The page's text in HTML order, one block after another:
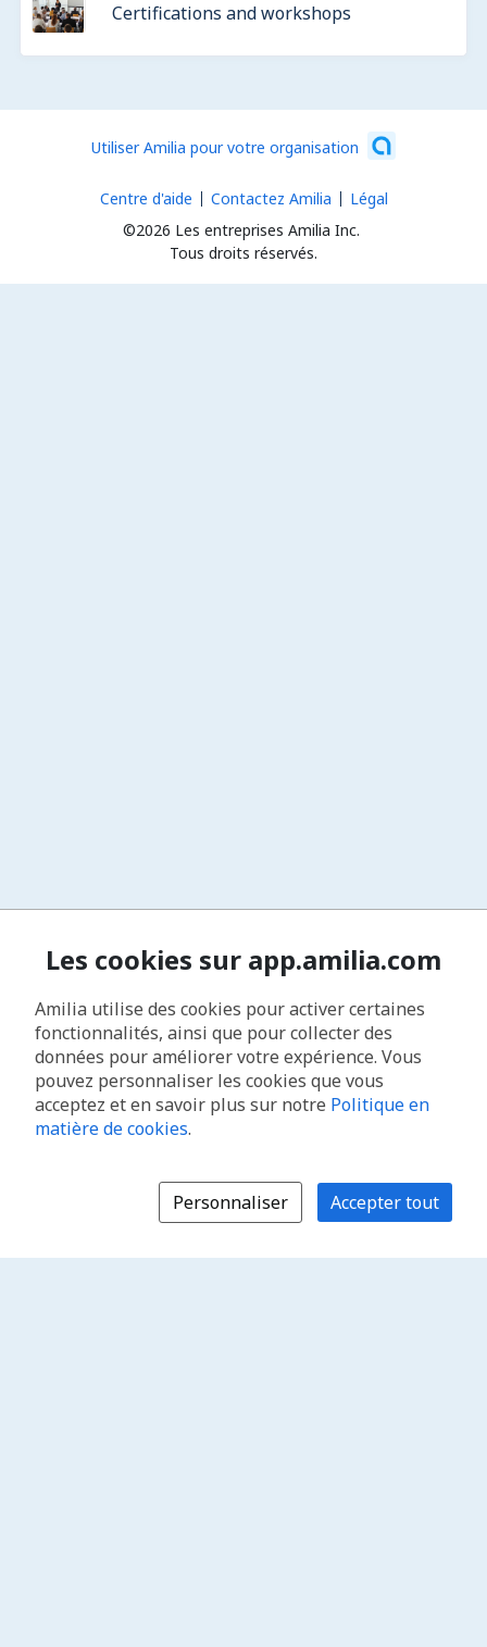
Certifications and workshops
Utiliser Amilia pour votre organisation
©2026 Les entreprises Amilia Inc.
Tous droits réservés.
Centre d'aide Contactez Amilia Légal
Les cookies sur app.amilia.com
Amilia utilise des cookies pour activer certaines
fonctionnalités, ainsi que pour collecter des
données pour améliorer votre expérience. Vous
pouvez personnaliser les cookies que vous
acceptez et en savoir plus sur notre Politique en
matière de cookies.
Personnaliser Accepter tout